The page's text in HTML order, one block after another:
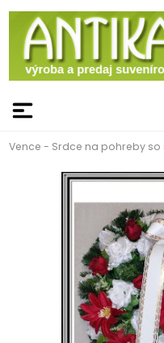
Vence - Srdce na pohreby so